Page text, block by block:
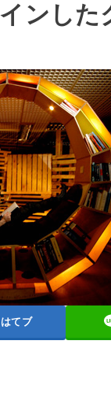
ンした
はてブ